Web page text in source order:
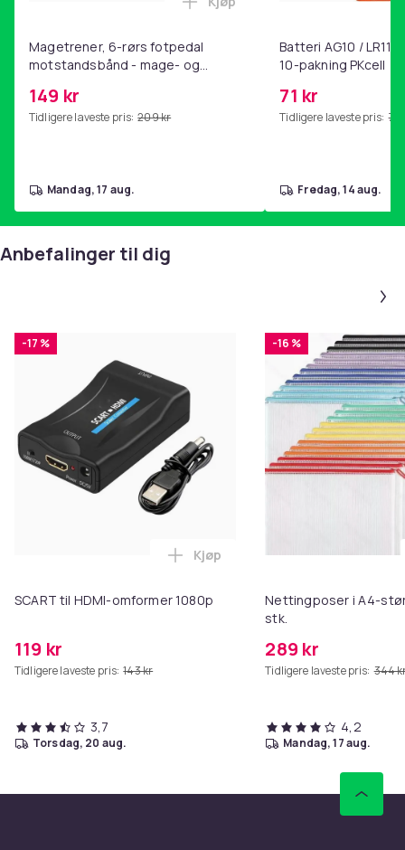
Magetrener, 6-rørs fotpedal
motstandsbånd - mage- og
hjemmegymnastikk Purple
149 kr
Tidligere laveste pris: 209 kr
Legg Magetrener, 6-rørs
mandag, 17 aug.
Batteri AG10 /
10-pakning PKcell
71 kr
Tidligere laveste pris: 76
fredag, 14 aug.
Anbefalinger til dig
-17 %
SCART til HDMI-omformer 1080p
119 kr
Tidligere laveste pris: 143 kr
Legg SCART til HDMI-omformer
Kjøp
3,7
torsdag, 20 aug.
-16 %
Nettingposer i A4-
stk.
289 kr
Tidligere laveste pris: 344
4,2
mandag, 17 aug.